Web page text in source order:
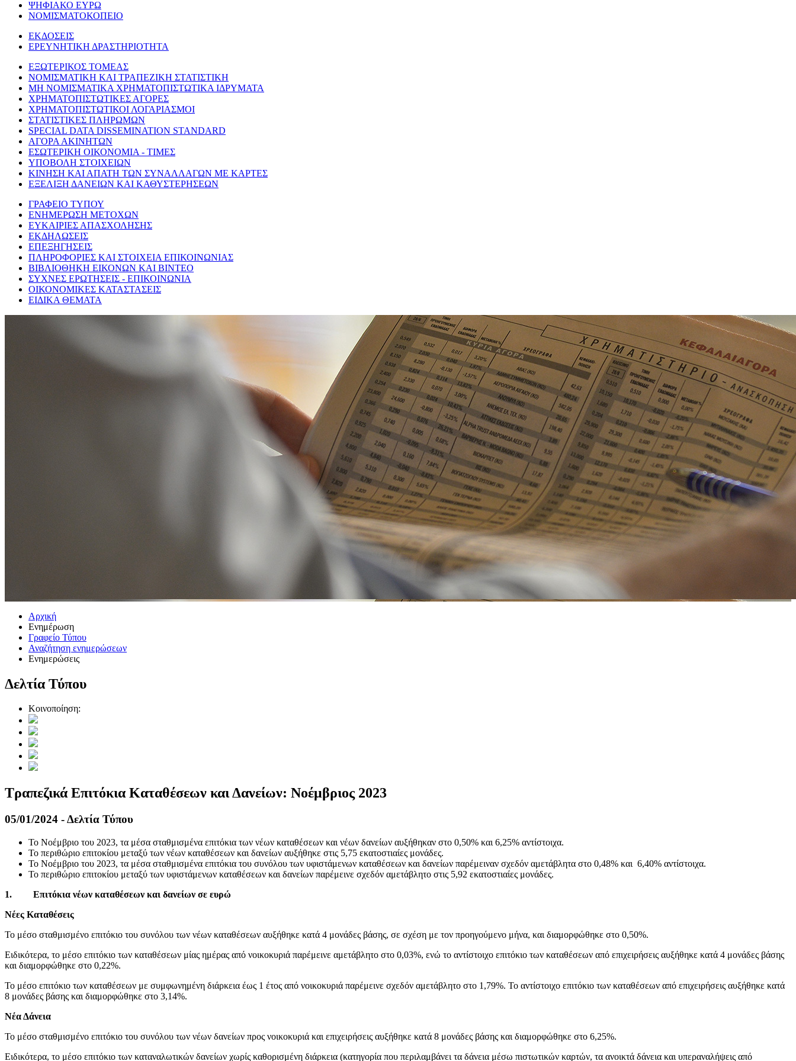
ΨΗΦΙΑΚΟ ΕΥΡΩ
ΝΟΜΙΣΜΑΤΟΚΟΠΕΙΟ
ΕΚΔΟΣΕΙΣ
ΕΡΕΥΝΗΤΙΚΗ ΔΡΑΣΤΗΡΙΟΤΗΤΑ
ΕΞΩΤΕΡΙΚΟΣ ΤΟΜΕΑΣ
ΝΟΜΙΣΜΑΤΙΚΗ ΚΑΙ ΤΡΑΠΕΖΙΚΗ ΣΤΑΤΙΣΤΙΚΗ
ΜΗ ΝΟΜΙΣΜΑΤΙΚΑ ΧΡΗΜΑΤΟΠΙΣΤΩΤΙΚΑ ΙΔΡΥΜΑΤΑ
ΧΡΗΜΑΤΟΠΙΣΤΩΤΙΚΕΣ ΑΓΟΡΕΣ
ΧΡΗΜΑΤΟΠΙΣΤΩΤΙΚΟΙ ΛΟΓΑΡΙΑΣΜΟΙ
ΣΤΑΤΙΣΤΙΚΕΣ ΠΛΗΡΩΜΩΝ
SPECIAL DATA DISSEMINATION STANDARD
ΑΓΟΡΑ ΑΚΙΝΗΤΩΝ
ΕΣΩΤΕΡΙΚΗ ΟΙΚΟΝΟΜΙΑ - ΤΙΜΕΣ
ΥΠΟΒΟΛΗ ΣΤΟΙΧΕΙΩΝ
ΚΙΝΗΣΗ ΚΑΙ ΑΠΑΤΗ ΤΩΝ ΣΥΝΑΛΛΑΓΩΝ ΜΕ ΚΑΡΤΕΣ
ΕΞΕΛΙΞΗ ΔΑΝΕΙΩΝ ΚΑΙ ΚΑΘΥΣΤΕΡΗΣΕΩΝ
ΓΡΑΦΕΙΟ ΤΥΠΟΥ
ΕΝΗΜΕΡΩΣΗ ΜΕΤΟΧΩΝ
ΕΥΚΑΙΡΙΕΣ ΑΠΑΣΧΟΛΗΣΗΣ
ΕΚΔΗΛΩΣΕΙΣ
ΕΠΕΞΗΓΗΣΕΙΣ
ΠΛΗΡΟΦΟΡΙΕΣ ΚΑΙ ΣΤΟΙΧΕΙΑ ΕΠΙΚΟΙΝΩΝΙΑΣ
ΒΙΒΛΙΟΘΗΚΗ ΕΙΚΟΝΩΝ ΚΑΙ ΒΙΝΤΕΟ
ΣΥΧΝΕΣ ΕΡΩΤΗΣΕΙΣ - ΕΠΙΚΟΙΝΩΝΙΑ
ΟΙΚΟΝΟΜΙΚΕΣ ΚΑΤΑΣΤΑΣΕΙΣ
ΕΙΔΙΚΑ ΘΕΜΑΤΑ
Αρχική
Ενημέρωση
Γραφείο Τύπου
Αναζήτηση ενημερώσεων
Ενημερώσεις
Δελτία Τύπου
Κοινοποίηση:
Τραπεζικά Επιτόκια Καταθέσεων και Δανείων: Νοέμβριος 2023
05/01/2024 - Δελτία Τύπου
Το Νοέμβριο του 2023, τα μέσα σταθμισμένα επιτόκια των νέων καταθέσεων και νέων δανείων αυξήθηκαν στο 0,50% και 6,25% αντίστοιχα.
Το περιθώριο επιτοκίου μεταξύ των νέων καταθέσεων και δανείων αυξήθηκε στις 5,75 εκατοστιαίες μονάδες.
Το Νοέμβριο του 2023, τα μέσα σταθμισμένα επιτόκια του συνόλου των υφιστάμενων καταθέσεων και δανείων παρέμειναν σχεδόν αμετάβλητα στο 0,48% και 6,40% αντίστοιχα.
Το περιθώριο επιτοκίου μεταξύ των υφιστάμενων καταθέσεων και δανείων παρέμεινε σχεδόν αμετάβλητο στις 5,92 εκατοστιαίες μονάδες.
1. Επιτόκια νέων καταθέσεων και δανείων σε ευρώ
Νέες Καταθέσεις
Το μέσο σταθμισμένο επιτόκιο του συνόλου των νέων καταθέσεων αυξήθηκε κατά 4 μονάδες βάσης, σε σχέση με τον προηγούμενο μήνα, και διαμορφώθηκε στο 0,50%.
Ειδικότερα, το μέσο επιτόκιο των καταθέσεων μίας ημέρας από νοικοκυριά παρέμεινε αμετάβλητο στο 0,03%, ενώ το αντίστοιχο επιτόκιο των καταθέσεων από επιχειρήσεις αυξήθηκε κατά 4 μονάδες βάσης
και διαμορφώθηκε στο 0,22%.
Το μέσο επιτόκιο των καταθέσεων με συμφωνημένη διάρκεια έως 1 έτος από νοικοκυριά παρέμεινε σχεδόν αμετάβλητο στο 1,79%. Το αντίστοιχο επιτόκιο των καταθέσεων από επιχειρήσεις αυξήθηκε κατά
8 μονάδες βάσης και διαμορφώθηκε στο 3,14%.
Νέα Δάνεια
Το μέσο σταθμισμένο επιτόκιο του συνόλου των νέων δανείων προς νοικοκυριά και επιχειρήσεις αυξήθηκε κατά 8 μονάδες βάσης και διαμορφώθηκε στο 6,25%.
Ειδικότερα, το μέσο επιτόκιο των καταναλωτικών δανείων χωρίς καθορισμένη διάρκεια (κατηγορία που περιλαμβάνει τα δάνεια μέσω πιστωτικών καρτών, τα ανοικτά δάνεια και υπεραναλήψεις από